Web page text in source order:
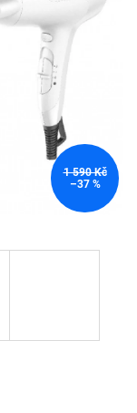
1 590 Kč
–37 %